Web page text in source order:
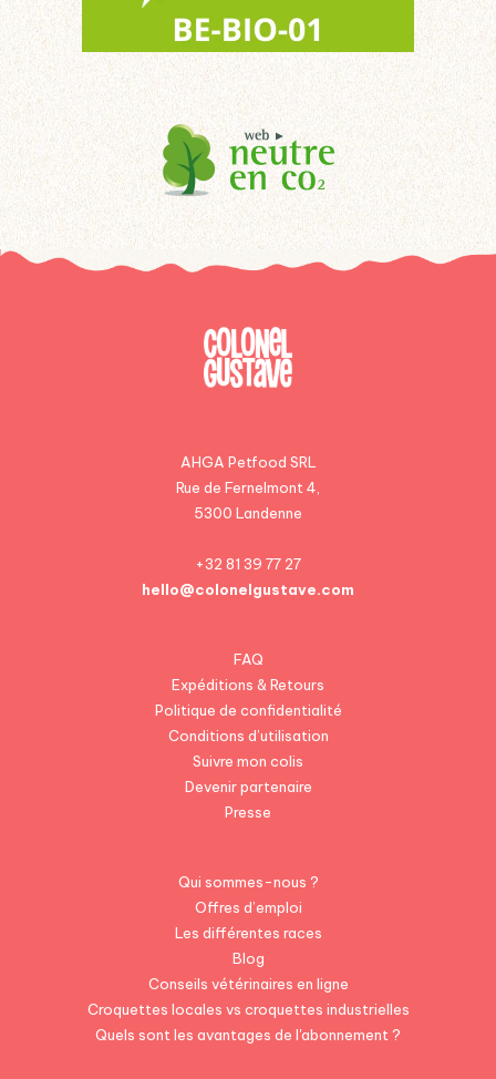
AHGA Petfood SRL
Rue de Fernelmont 4,
5300 Landenne
+32 81 39 77 27
hello@colonelgustave.com
FAQ
Expéditions & Retours
Politique de confidentialité
Conditions d’utilisation
Suivre mon colis
Devenir partenaire
Presse
Qui sommes-nous ?
Offres d’emploi
Les différentes races
Blog
Conseils vétérinaires en ligne
Croquettes locales vs croquettes industrielles
Quels sont les avantages de l'abonnement ?